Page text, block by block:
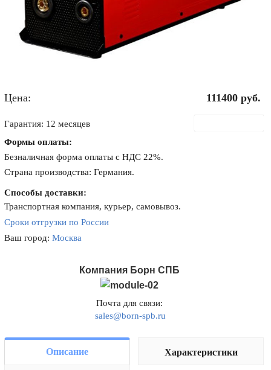
Цена: 111400 руб.
Гарантия: 12 месяцев
Формы оплаты:
Безналичная форма оплаты с НДС 22%.
Страна производства: Германия.
Способы доставки:
Транспортная компания, курьер, самовывоз.
Сроки отгрузки по России
Ваш город:Москва
Компания Борн СПБ
Почта для связи:
sales@born-spb.ru
Описание Характеристики